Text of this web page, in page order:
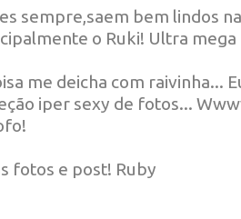
sempre,saem bem lindos
o Ruki! Ultra
me deicha com raivinha...
iper sexy de fotos...
fotos e post! Ruby